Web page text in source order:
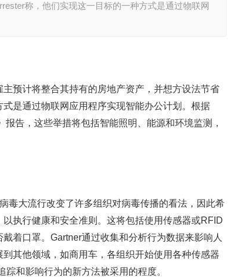
称，他们实现这一目标的一种方式是通过物联网
预计将整合其持有的房地产资产，并想方设法节省
是通过物联网应用程序实现智能办公计划。根据
告，这些举措将包括智能照明、能源和环境监测，
毒大流行改变了许多组织对病毒传播的看法，因此希
执行健康和安全准则。这将包括使用传感器或RFID
着口罩。Gartner通过收集和分析行为数据来影响人
其他领域，如商用车，各组织开始使用各种传感器
和影响行为的新方法被采用的程度。